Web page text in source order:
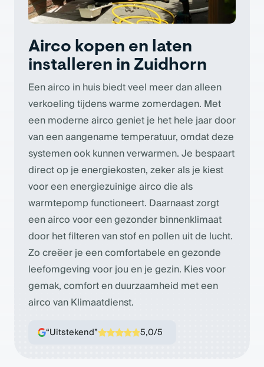
Airco kopen en laten
installeren in Zuidhorn
Een airco in huis biedt veel meer dan alleen
verkoeling tijdens warme zomerdagen. Met
een moderne airco geniet je het hele jaar door
van een aangename temperatuur, omdat deze
systemen ook kunnen verwarmen. Je bespaart
direct op je energiekosten, zeker als je kiest
voor een energiezuinige airco die als
warmtepomp functioneert. Daarnaast zorgt
een airco voor een gezonder binnenklimaat
door het filteren van stof en pollen uit de lucht.
Zo creëer je een comfortabele en gezonde
leefomgeving voor jou en je gezin. Kies voor
gemak, comfort en duurzaamheid met een
airco van Klimaatdienst.
“Uitstekend” 5,0/5